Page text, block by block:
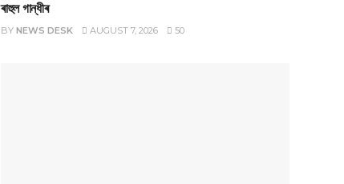
ৰাহুল গান্ধীৰ
BY NEWS DESK AUGUST 7, 2026 50